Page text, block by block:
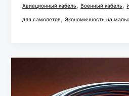
Авиационный кабель,Военный кабель,
для самолетов,Экономичность на
изоляции